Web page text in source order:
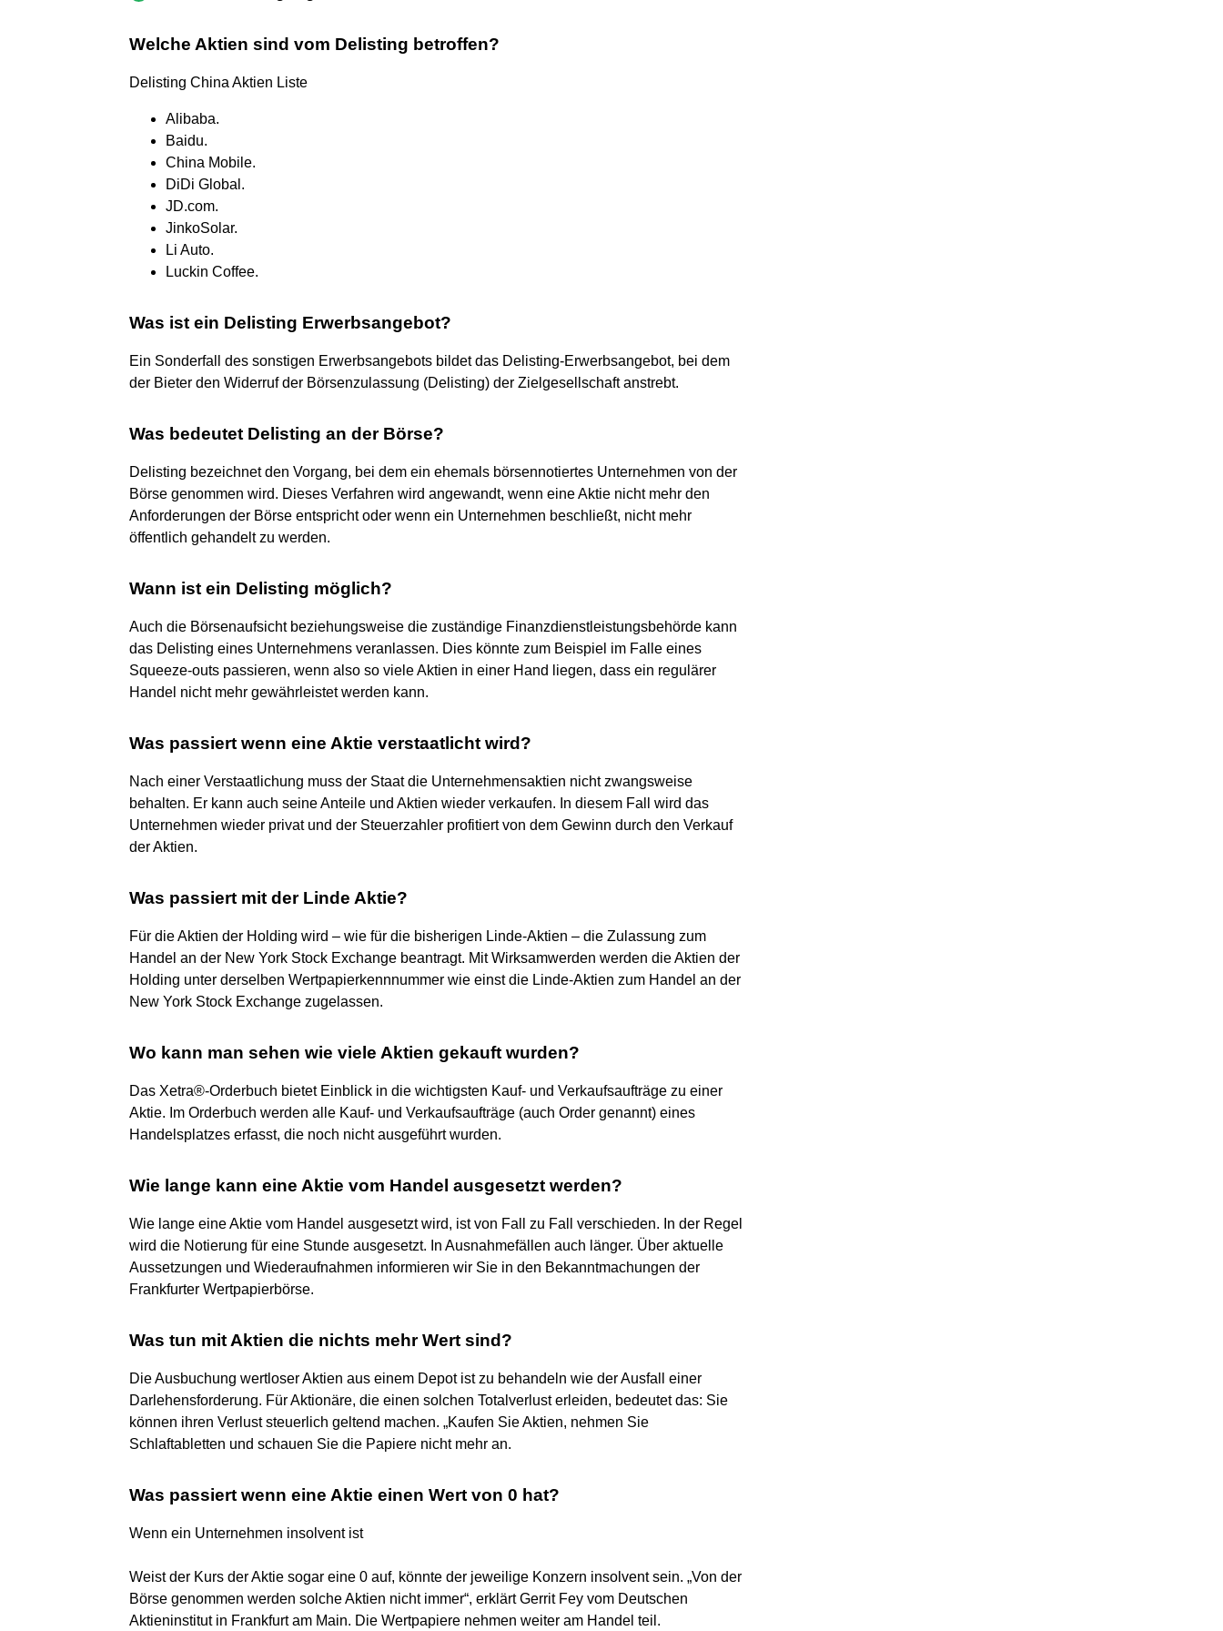
Welche Aktien sind vom Delisting betroffen?
Delisting China Aktien Liste
Alibaba.
Baidu.
China Mobile.
DiDi Global.
JD.com.
JinkoSolar.
Li Auto.
Luckin Coffee.
Was ist ein Delisting Erwerbsangebot?
Ein Sonderfall des sonstigen Erwerbsangebots bildet das Delisting-Erwerbsangebot, bei dem
der Bieter den Widerruf der Börsenzulassung (Delisting) der Zielgesellschaft anstrebt.
Was bedeutet Delisting an der Börse?
Delisting bezeichnet den Vorgang, bei dem ein ehemals börsennotiertes Unternehmen von der
Börse genommen wird. Dieses Verfahren wird angewandt, wenn eine Aktie nicht mehr den
Anforderungen der Börse entspricht oder wenn ein Unternehmen beschließt, nicht mehr
öffentlich gehandelt zu werden.
Wann ist ein Delisting möglich?
Auch die Börsenaufsicht beziehungsweise die zuständige Finanzdienstleistungsbehörde kann
das Delisting eines Unternehmens veranlassen. Dies könnte zum Beispiel im Falle eines
Squeeze-outs passieren, wenn also so viele Aktien in einer Hand liegen, dass ein regulärer
Handel nicht mehr gewährleistet werden kann.
Was passiert wenn eine Aktie verstaatlicht wird?
Nach einer Verstaatlichung muss der Staat die Unternehmensaktien nicht zwangsweise
behalten. Er kann auch seine Anteile und Aktien wieder verkaufen. In diesem Fall wird das
Unternehmen wieder privat und der Steuerzahler profitiert von dem Gewinn durch den Verkauf
der Aktien.
Was passiert mit der Linde Aktie?
Für die Aktien der Holding wird – wie für die bisherigen Linde-Aktien – die Zulassung zum
Handel an der New York Stock Exchange beantragt. Mit Wirksamwerden werden die Aktien der
Holding unter derselben Wertpapierkennnummer wie einst die Linde-Aktien zum Handel an der
New York Stock Exchange zugelassen.
Wo kann man sehen wie viele Aktien gekauft wurden?
Das Xetra®-Orderbuch bietet Einblick in die wichtigsten Kauf- und Verkaufsaufträge zu einer
Aktie. Im Orderbuch werden alle Kauf- und Verkaufsaufträge (auch Order genannt) eines
Handelsplatzes erfasst, die noch nicht ausgeführt wurden.
Wie lange kann eine Aktie vom Handel ausgesetzt werden?
Wie lange eine Aktie vom Handel ausgesetzt wird, ist von Fall zu Fall verschieden. In der Regel
wird die Notierung für eine Stunde ausgesetzt. In Ausnahmefällen auch länger. Über aktuelle
Aussetzungen und Wiederaufnahmen informieren wir Sie in den Bekanntmachungen der
Frankfurter Wertpapierbörse.
Was tun mit Aktien die nichts mehr Wert sind?
Die Ausbuchung wertloser Aktien aus einem Depot ist zu behandeln wie der Ausfall einer
Darlehensforderung. Für Aktionäre, die einen solchen Totalverlust erleiden, bedeutet das: Sie
können ihren Verlust steuerlich geltend machen. „Kaufen Sie Aktien, nehmen Sie
Schlaftabletten und schauen Sie die Papiere nicht mehr an.
Was passiert wenn eine Aktie einen Wert von 0 hat?
Wenn ein Unternehmen insolvent ist
Weist der Kurs der Aktie sogar eine 0 auf, könnte der jeweilige Konzern insolvent sein. „Von der
Börse genommen werden solche Aktien nicht immer“, erklärt Gerrit Fey vom Deutschen
Aktieninstitut in Frankfurt am Main. Die Wertpapiere nehmen weiter am Handel teil.